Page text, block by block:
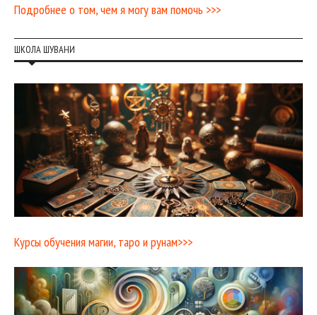
Подробнее о том, чем я могу вам помочь >>>
ШКОЛА ШУВАНИ
Курсы обучения магии, таро и рунам>>>